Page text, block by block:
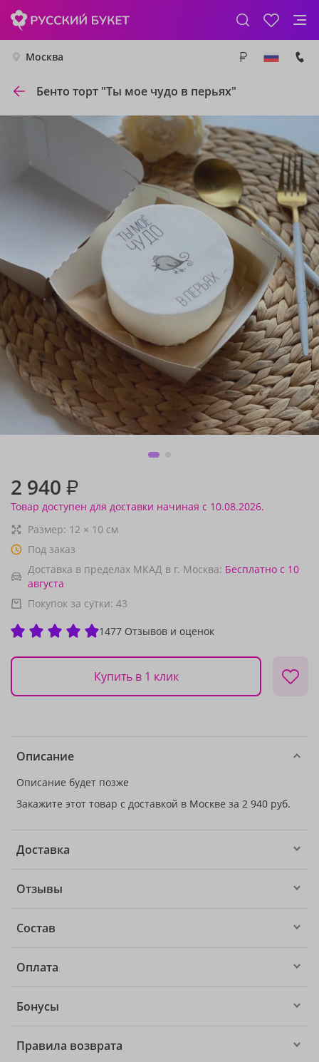
Москва
Бенто торт "Ты мое чудо в перьях"
2 940 ₽
Товар доступен для доставки начиная с 10.08.2026.
Размер: 12 × 10 см
Под заказ
Доставка в пределах МКАД в г. Москва: Бесплатно с 10
августа
Покупок за сутки: 43
1477 Отзывов и оценок
Купить в 1 клик
Описание
Описание будет позже
Закажите этот товар с доставкой в Москве за 2 940 руб.
Доставка
Отзывы
Состав
Оплата
Бонусы
Правила возврата